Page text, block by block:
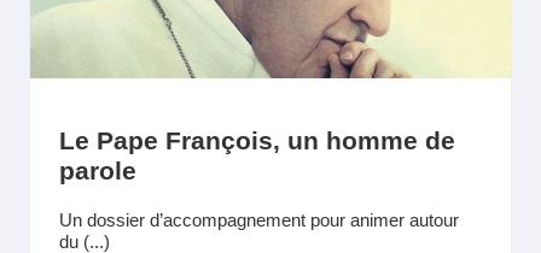
Le Pape François, un homme de
parole
Un dossier d’accompagnement pour animer autour
du (...)